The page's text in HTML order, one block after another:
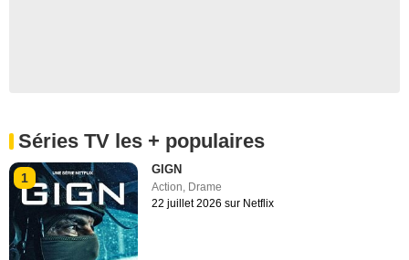
Séries TV les + populaires
1
GIGN
Action, Drame
22 juillet 2026 sur Netflix